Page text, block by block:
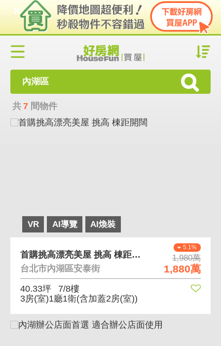
內湖區
共 7 間物件
VR AI導覽 AI煥裝
5.1%
1,980萬
1,880萬
首購挑高漂亮美屋 挑高 棟距開闊
台北市內湖區安泰街
40.33坪
7/8樓
3房(室)1廳1衛(含加蓋2房(室))